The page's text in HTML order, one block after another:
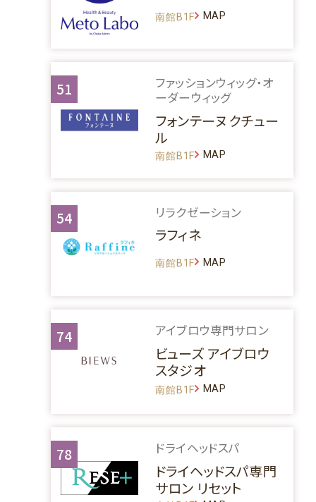
南館B1F MAP
51
ファッションウィッグ・オ
ーダーウィッグ
フォンテーヌ クチュー
ル
南館B1F MAP
54 リラクゼーション
ラフィネ
南館B1F MAP
74 アイブロウ専門サロン
ビューズ アイブロウ
スタジオ
南館B1F MAP
78 ドライヘッドスパ
ドライヘッドスパ専門
サロン リセット